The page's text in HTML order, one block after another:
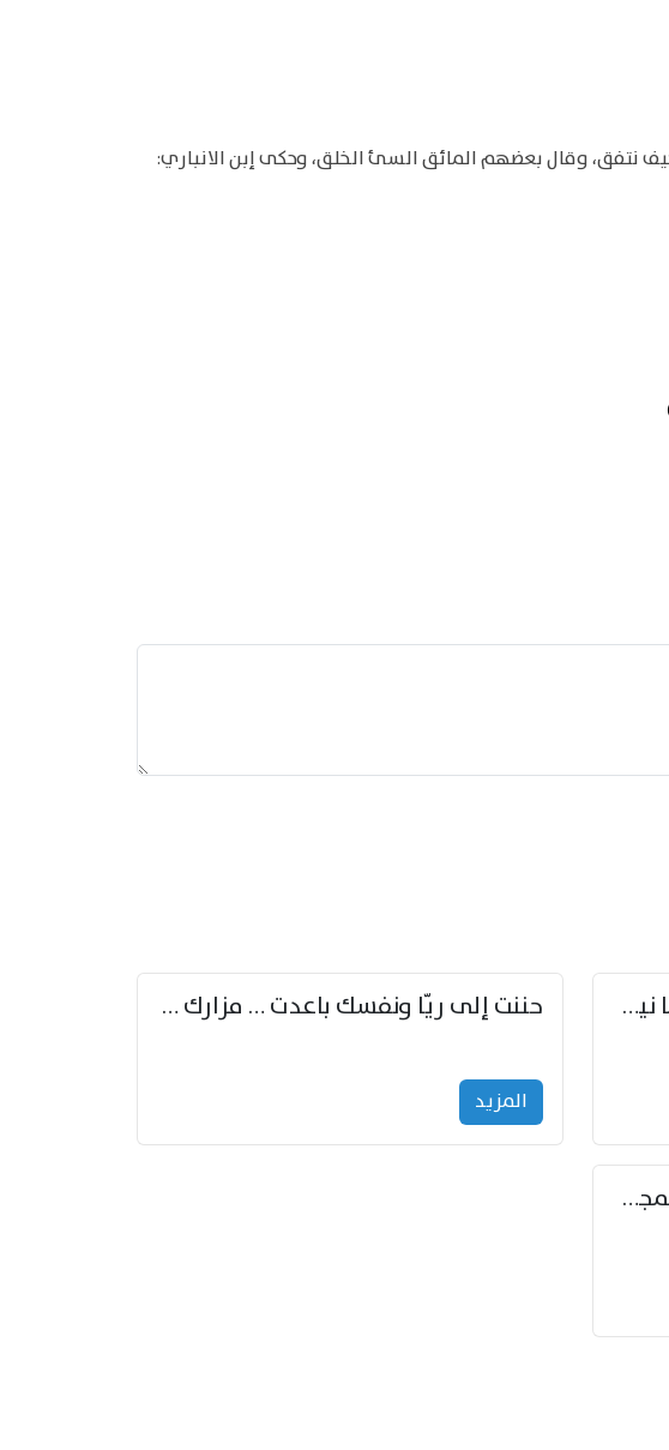
نتفق، وقال بعضهم المائق السئ الخلق، وحكى إبن الانباري:
فصبرا في مجال الموت صبرا … فما نيل الخلود بمستطاع حننت إلى ريّا ونفسك باعدت … مزارك من ريّا وشعباكما معا
المزید
إنّ أباها وأبا أباها … قد بلغا في المجد غايتاها